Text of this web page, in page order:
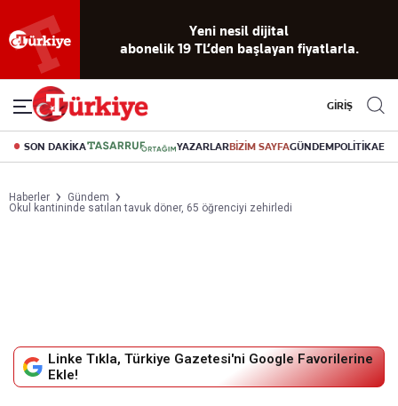
Yeni nesil dijital
abonelik 19 TL’den başlayan fiyatlarla.
GİRİŞ
SON DAKİKA YAZARLARBİZİM SAYFAGÜNDEMPOLİTİKA
Haberler
Gündem
Okul kantininde satılan tavuk döner, 65 öğrenciyi zehirledi
Linke Tıkla, Türkiye Gazetesi'ni Google Favorilerine
Ekle!